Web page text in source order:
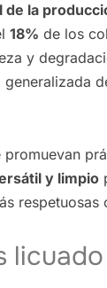
la
18% de los
y
promuevan
y limpio
respetuosas